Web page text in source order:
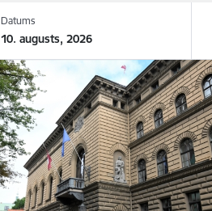
Datums
10. augusts, 2026